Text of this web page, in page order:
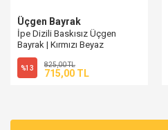
Üçgen Bayrak
İpe Dizili Baskısız Üçgen
Bayrak | Kırmızı Beyaz
%13 825,00 TL
715,00 TL